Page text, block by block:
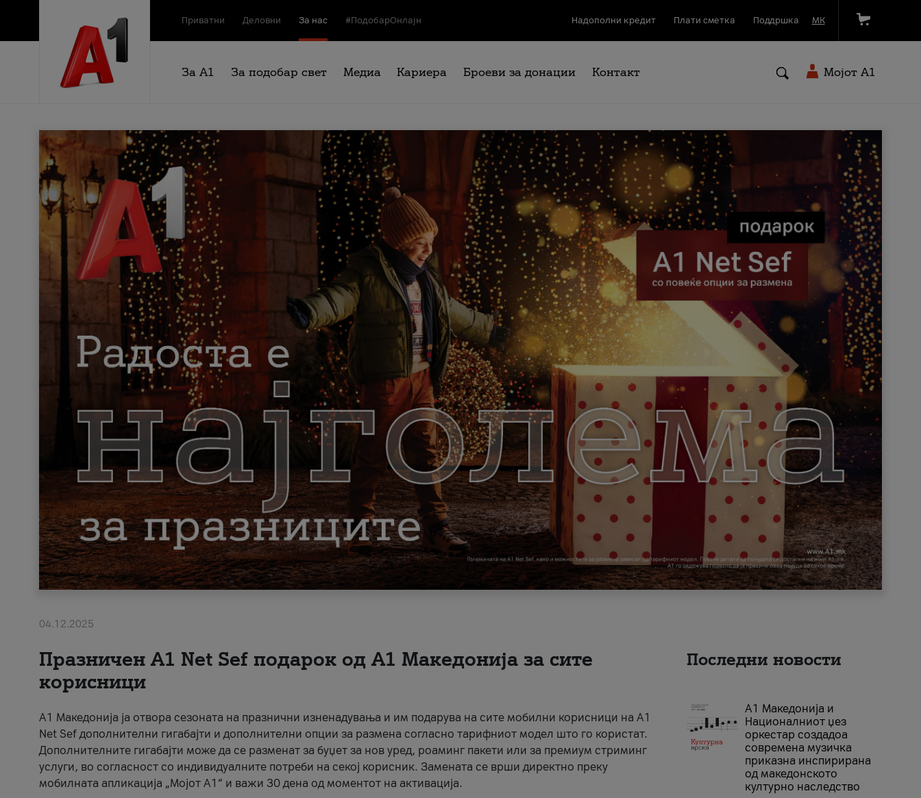
Приватни Деловни За нас #ПодобарОнлајн Надополни кредит Плати сметка Поддршка МК
За А1 За подобар свет Медиа Кариера Броеви за донации Контакт Мојот A1
04.12.2025
Празничен A1 Net Sеf подарок од А1 Македонија за сите
корисници
А1 Македонија ја отвора сезоната на празнични изненадувања и им подарува на сите мобилни корисници на A1
Net Sef дополнителни гигабајти и дополнителни опции за размена согласно тарифниот модел што го користат.
Дополнителните гигабајти може да се разменат за буџет за нов уред, роаминг пакети или за премиум стриминг
услуги, во согласност со индивидуалните потреби на секој корисник. Замената се врши директно преку
мобилната апликација „Мојот А1“ и важи 30 дена од моментот на активација.
Последни новости
А1 Македонија и
Националниот џез
оркестар создадоа
современа музичка
приказна инспирирана
од македонското
културно наследство